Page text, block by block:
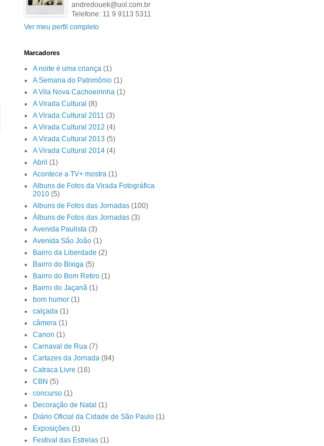
andredouek@uol.com.br
Telefone: 11 9 9113 5311
Ver meu perfil completo
Marcadores
A noite é uma criança (1)
A Semana do Patrimônio (1)
A Vila Nova Cachoeirinha (1)
A Virada Cultural (8)
A Virada Cultural 2011 (3)
A Virada Cultural 2012 (4)
A Virada Cultural 2013 (5)
A Virada Cultural 2014 (4)
Abril (1)
Acontece a TV+ mostra (1)
Albuns de Fotos da Virada Fotográfica
2010 (5)
Albuns de Fotos das Jornadas (100)
Álbuns de Fotos das Jornadas (3)
Avenida Paulista (3)
Avenida São João (1)
Bairro da Liberdade (2)
Bairro do Bixiga (5)
Bairro do Bom Retiro (1)
Bairro do Jaçanã (1)
bom humor (1)
calçada (1)
câmera (1)
Canon (1)
Carnaval de Rua (7)
Cartazes da Jornada (94)
Catraca Livre (16)
CBN (5)
concurso (1)
Decoração de Natal (1)
Diário Oficial da Cidade de São Paulo (1)
Exposições (1)
Festival das Estrelas (1)